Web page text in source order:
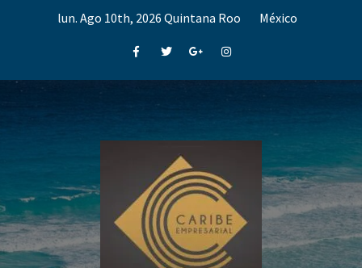
lun. Ago 10th, 2026 Quintana Roo México
FacebookTwitterGoogle+Instagram